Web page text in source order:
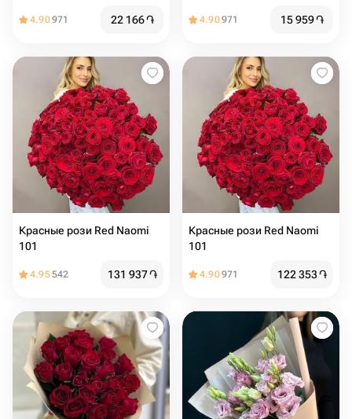
4.90971 22 166֏ 4.90971 15 959֏
Красные рози Red Naomi
101
4.95542 131 937֏
Красные рози Red Naomi
101
4.90971 122 353֏